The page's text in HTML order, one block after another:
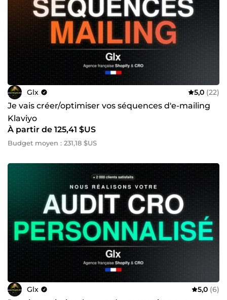
Contactez-nous ! Il est temps de prendre votre projet en
main avec l’Agence GLX ! 📞 Contactez-nous dès
maintenant pour réserver un rendez-vous téléphonique
offert de 30 minutes sur ComeUp Direct. Besoin d’un
renseignement ? Notre équipe est disponible 7j/7 pour
vous conseiller et vous accompagner dans la réalisation de
fait confiance à l’Agence GLX pour booster leurs ventes en
Glx 5,0 (22)
Je vais créer/optimiser vos séquences d'e-mailing
Klaviyo
À partir de 125,41 $US
Budget moyen : 231,18 $US
Glx 5,0 (6)